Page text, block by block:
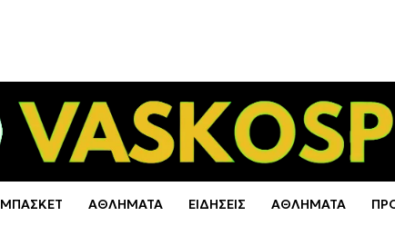
ΜΠΑΣΚΕΤ ΑΘΛΗΜΑΤΑ ΕΙΔΗΣΕΙΣ ΑΘΛΗΜΑΤΑ